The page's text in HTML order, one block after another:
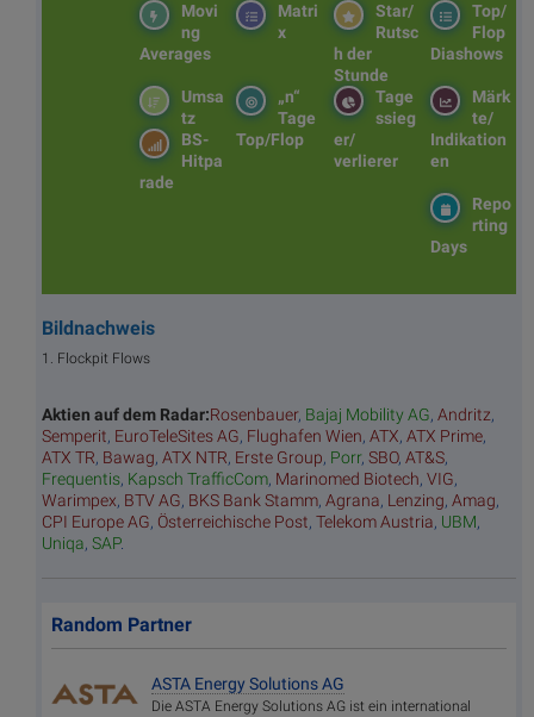
Top/
Flop
Diashows
Star/
Rutsc
h der
Stunde
Matri
x
Movi
ng
Averages
Märk
te/
Indikation
en
Tage
ssieg
er/
verlierer
„n“
Tage
Top/Flop
Umsa
tz
BS-
Hitpa
rade
Repo
rting
Days
Bildnachweis
1. Flockpit Flows
Aktien auf dem Radar:Rosenbauer, Bajaj Mobility AG, Andritz,
Semperit, EuroTeleSites AG, Flughafen Wien, ATX, ATX Prime,
ATX TR, Bawag, ATX NTR, Erste Group, Porr, SBO, AT&S,
Frequentis, Kapsch TrafficCom, Marinomed Biotech, VIG,
Warimpex, BTV AG, BKS Bank Stamm, Agrana, Lenzing, Amag,
CPI Europe AG, Österreichische Post, Telekom Austria, UBM,
Uniqa, SAP.
Random Partner
ASTA Energy Solutions AG
Die ASTA Energy Solutions AG ist ein international